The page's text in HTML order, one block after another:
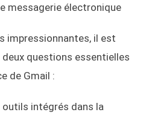
messagerie électronique
impressionnantes, il est
questions essentielles
de Gmail :
intégrés dans la